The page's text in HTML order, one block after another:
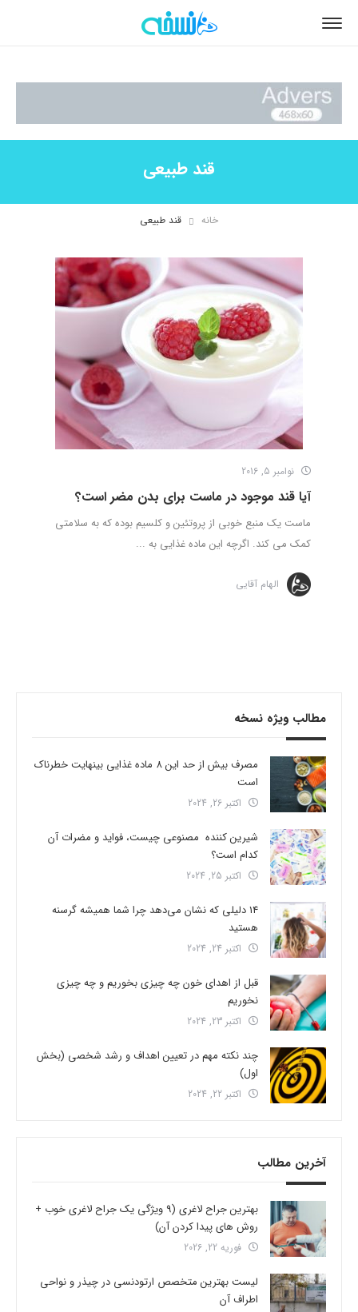
قند طبیعی
خانه قند طبیعی
نوامبر 5, 2016
آیا قند موجود در ماست برای بدن مضر است؟
ماست یک منبع خوبی از پروتئین و کلسیم بوده که به سلامتی
کمک می کند. اگرچه این ماده غذایی به ...
الهام آقایی
مطالب ویژه نسخه
مصرف بیش از حد این 8 ماده غذایی بینهایت خطرناک
است
اکتبر 26, 2024
شیرین کننده مصنوعی چیست، فواید و مضرات آن
کدام است؟
اکتبر 25, 2024
14 دلیلی که نشان می‌دهد چرا شما همیشه گرسنه
هستید
اکتبر 24, 2024
قبل از اهدای خون چه چیزی بخوریم و چه چیزی
نخوریم
اکتبر 23, 2024
چند نکته مهم در تعیین اهداف و رشد شخصی (بخش
اول)
اکتبر 22, 2024
آخرین مطالب
بهترین جراح لاغری (9 ویژگی یک جراح لاغری خوب +
روش های پیدا کردن آن)
فوریه 22, 2026
لیست بهترین متخصص ارتودنسی در چیذر و نواحی
اطراف آن